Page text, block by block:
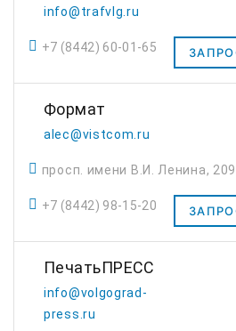
info@trafvlg.ru
+7 (8442) 60-01-65
Формат
alec@vistcom.ru
просп. имени В.И. Ленина, 209
+7 (8442) 98-15-20
ПечатьПРЕСС
info@volgograd-
press.ru